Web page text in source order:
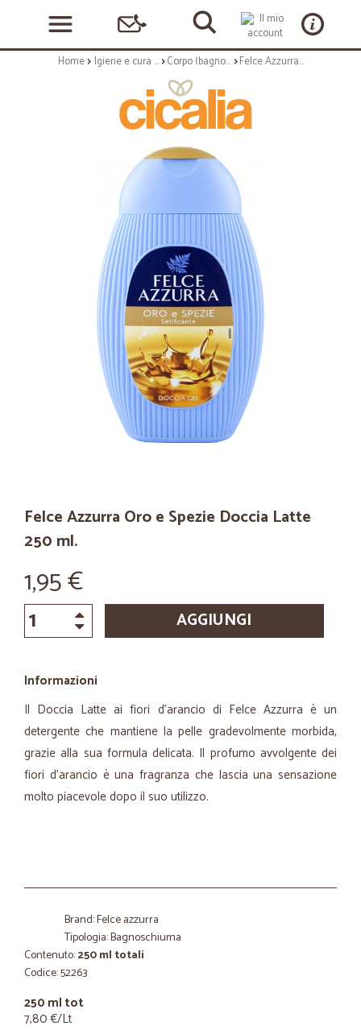
Home Igiene e cura personale Corpo (bagnoschiuma, crema corpo) Felce Azzurra Oro e Spezie Doccia Latte 250 ml.
Felce Azzurra Oro e Spezie Doccia Latte
250 ml.
1,95 €
AGGIUNGI
Informazioni
Il Doccia Latte ai fiori d'arancio di Felce Azzurra è un
detergente che mantiene la pelle gradevolmente morbida,
grazie alla sua formula delicata. Il profumo avvolgente dei
fiori d'arancio è una fragranza che lascia una sensazione
molto piacevole dopo il suo utilizzo.
Brand: Felce azzurra
Tipologia: Bagnoschiuma
Contenuto:250 ml totali
Codice: 52263
250 ml tot
7,80 €/Lt